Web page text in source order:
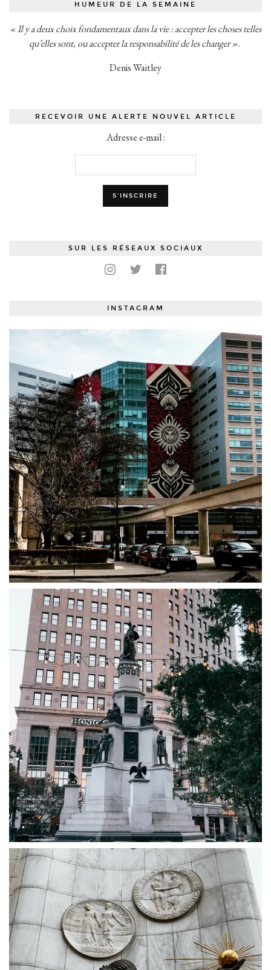
HUMEUR DE LA SEMAINE
« Il y a deux choix fondamentaux dans la vie : accepter les choses telles
qu’elles sont, ou accepter la responsabilité de les changer ».
Denis Waitley
RECEVOIR UNE ALERTE NOUVEL ARTICLE
Adresse e-mail :
SUR LES RÉSEAUX SOCIAUX
INSTAGRAM